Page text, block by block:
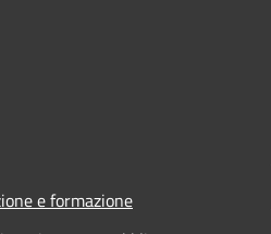
e formazione